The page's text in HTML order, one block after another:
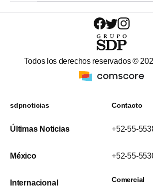
Todos los derechos reservados ©
sdpnoticias
Últimas Noticias
México
Internacional
Contacto
+52-55-
+52-55-
Comercial